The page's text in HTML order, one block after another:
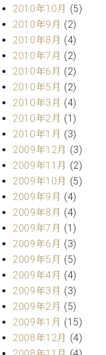
2010年10月 (5)
2010年9月 (2)
2010年8月 (4)
2010年7月 (2)
2010年6月 (2)
2010年5月 (2)
2010年3月 (4)
2010年2月 (1)
2010年1月 (3)
2009年12月 (3)
2009年11月 (2)
2009年10月 (5)
2009年9月 (4)
2009年8月 (4)
2009年7月 (1)
2009年6月 (3)
2009年5月 (5)
2009年4月 (4)
2009年3月 (3)
2009年2月 (5)
2009年1月 (15)
2008年12月 (4)